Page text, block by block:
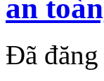
an
Đã đăng